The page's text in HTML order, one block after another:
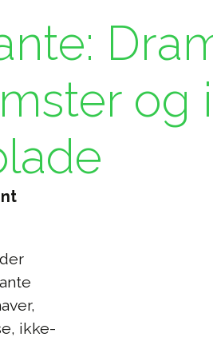
og
ikke-